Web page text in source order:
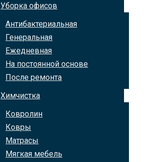
Уборка офисов
Антибактериальная
Генеральная
Ежедневная
На постоянной основе
После ремонта
Химчистка
Ковролин
Ковры
Матрасы
Мягкая мебель